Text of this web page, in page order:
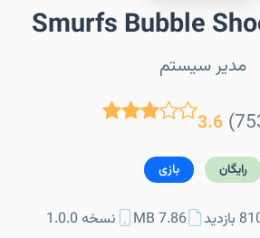
Smurfs Bubble
مدیر سیستم
3.6
رایگان بازی
بازدید 7.86 MB نسخه 1.0.0